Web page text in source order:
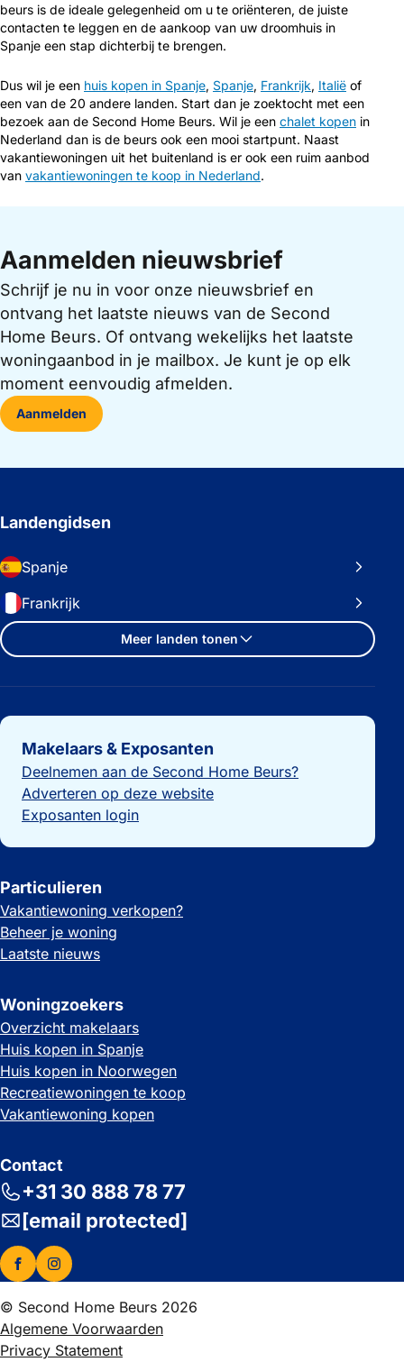
beurs is de ideale gelegenheid om u te oriënteren, de juiste
contacten te leggen en de aankoop van uw droomhuis in
Spanje een stap dichterbij te brengen.
Dus wil je een huis kopen in Spanje, Spanje, Frankrijk, Italië of
een van de 20 andere landen. Start dan je zoektocht met een
bezoek aan de Second Home Beurs. Wil je een chalet kopen in
Nederland dan is de beurs ook een mooi startpunt. Naast
vakantiewoningen uit het buitenland is er ook een ruim aanbod
van vakantiewoningen te koop in Nederland.
Aanmelden nieuwsbrief
Schrijf je nu in voor onze nieuwsbrief en
ontvang het laatste nieuws van de Second
Home Beurs. Of ontvang wekelijks het laatste
woningaanbod in je mailbox. Je kunt je op elk
moment eenvoudig afmelden.
Aanmelden
Landengidsen
Spanje
Frankrijk
Meer landen tonen
Belangrijke links
Makelaars & Exposanten
Deelnemen aan de Second Home Beurs?
Adverteren op deze website
Exposanten login
Particulieren
Vakantiewoning verkopen?
Beheer je woning
Laatste nieuws
Woningzoekers
Overzicht makelaars
Huis kopen in Spanje
Huis kopen in Noorwegen
Recreatiewoningen te koop
Vakantiewoning kopen
Contact
+31 30 888 78 77
[email protected]
© Second Home Beurs 2026
Algemene Voorwaarden
Privacy Statement